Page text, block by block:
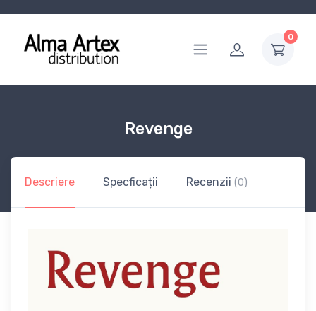
0
Revenge
Descriere Specficații Recenzii (0)